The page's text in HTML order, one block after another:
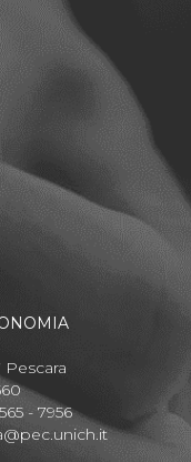
Pescara
- 7956